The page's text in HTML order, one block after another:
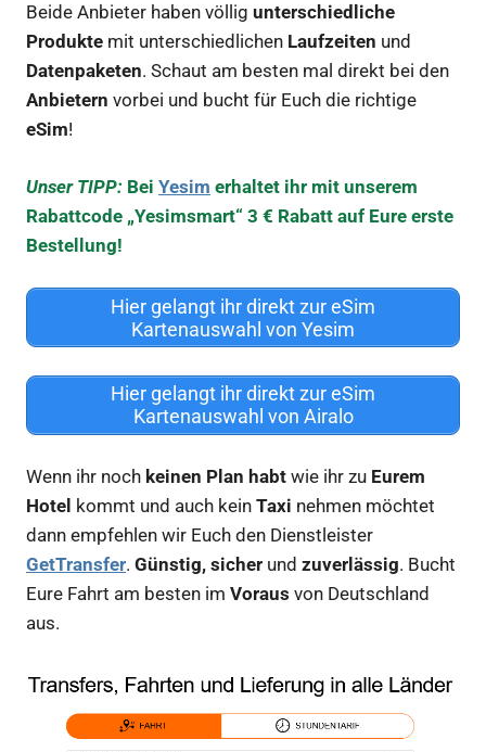
Beide Anbieter haben völlig unterschiedliche
Produkte mit unterschiedlichen Laufzeiten und
Datenpaketen. Schaut am besten mal direkt bei den
Anbietern vorbei und bucht für Euch die richtige
eSim!
Unser TIPP: Bei Yesim erhaltet ihr mit unserem
Rabattcode „Yesimsmart“ 3 € Rabatt auf Eure erste
Bestellung!
Hier gelangt ihr direkt zur eSim
Kartenauswahl von Yesim
Hier gelangt ihr direkt zur eSim
Kartenauswahl von Airalo
Wenn ihr noch keinen Plan habt wie ihr zu Eurem
Hotel kommt und auch kein Taxi nehmen möchtet
dann empfehlen wir Euch den Dienstleister
GetTransfer. Günstig, sicher und zuverlässig. Bucht
Eure Fahrt am besten im Voraus von Deutschland
aus.